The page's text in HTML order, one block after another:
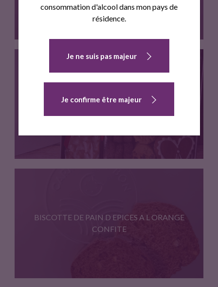
ASSORTIMENT MIXTE BISCUITS / LECKERLIS
BISCOTTE DE PAIN D EPICES A L ORANGE
CONFITE
consommation d'alcool dans mon pays de
résidence.
Je ne suis pas majeur
Je confirme être majeur